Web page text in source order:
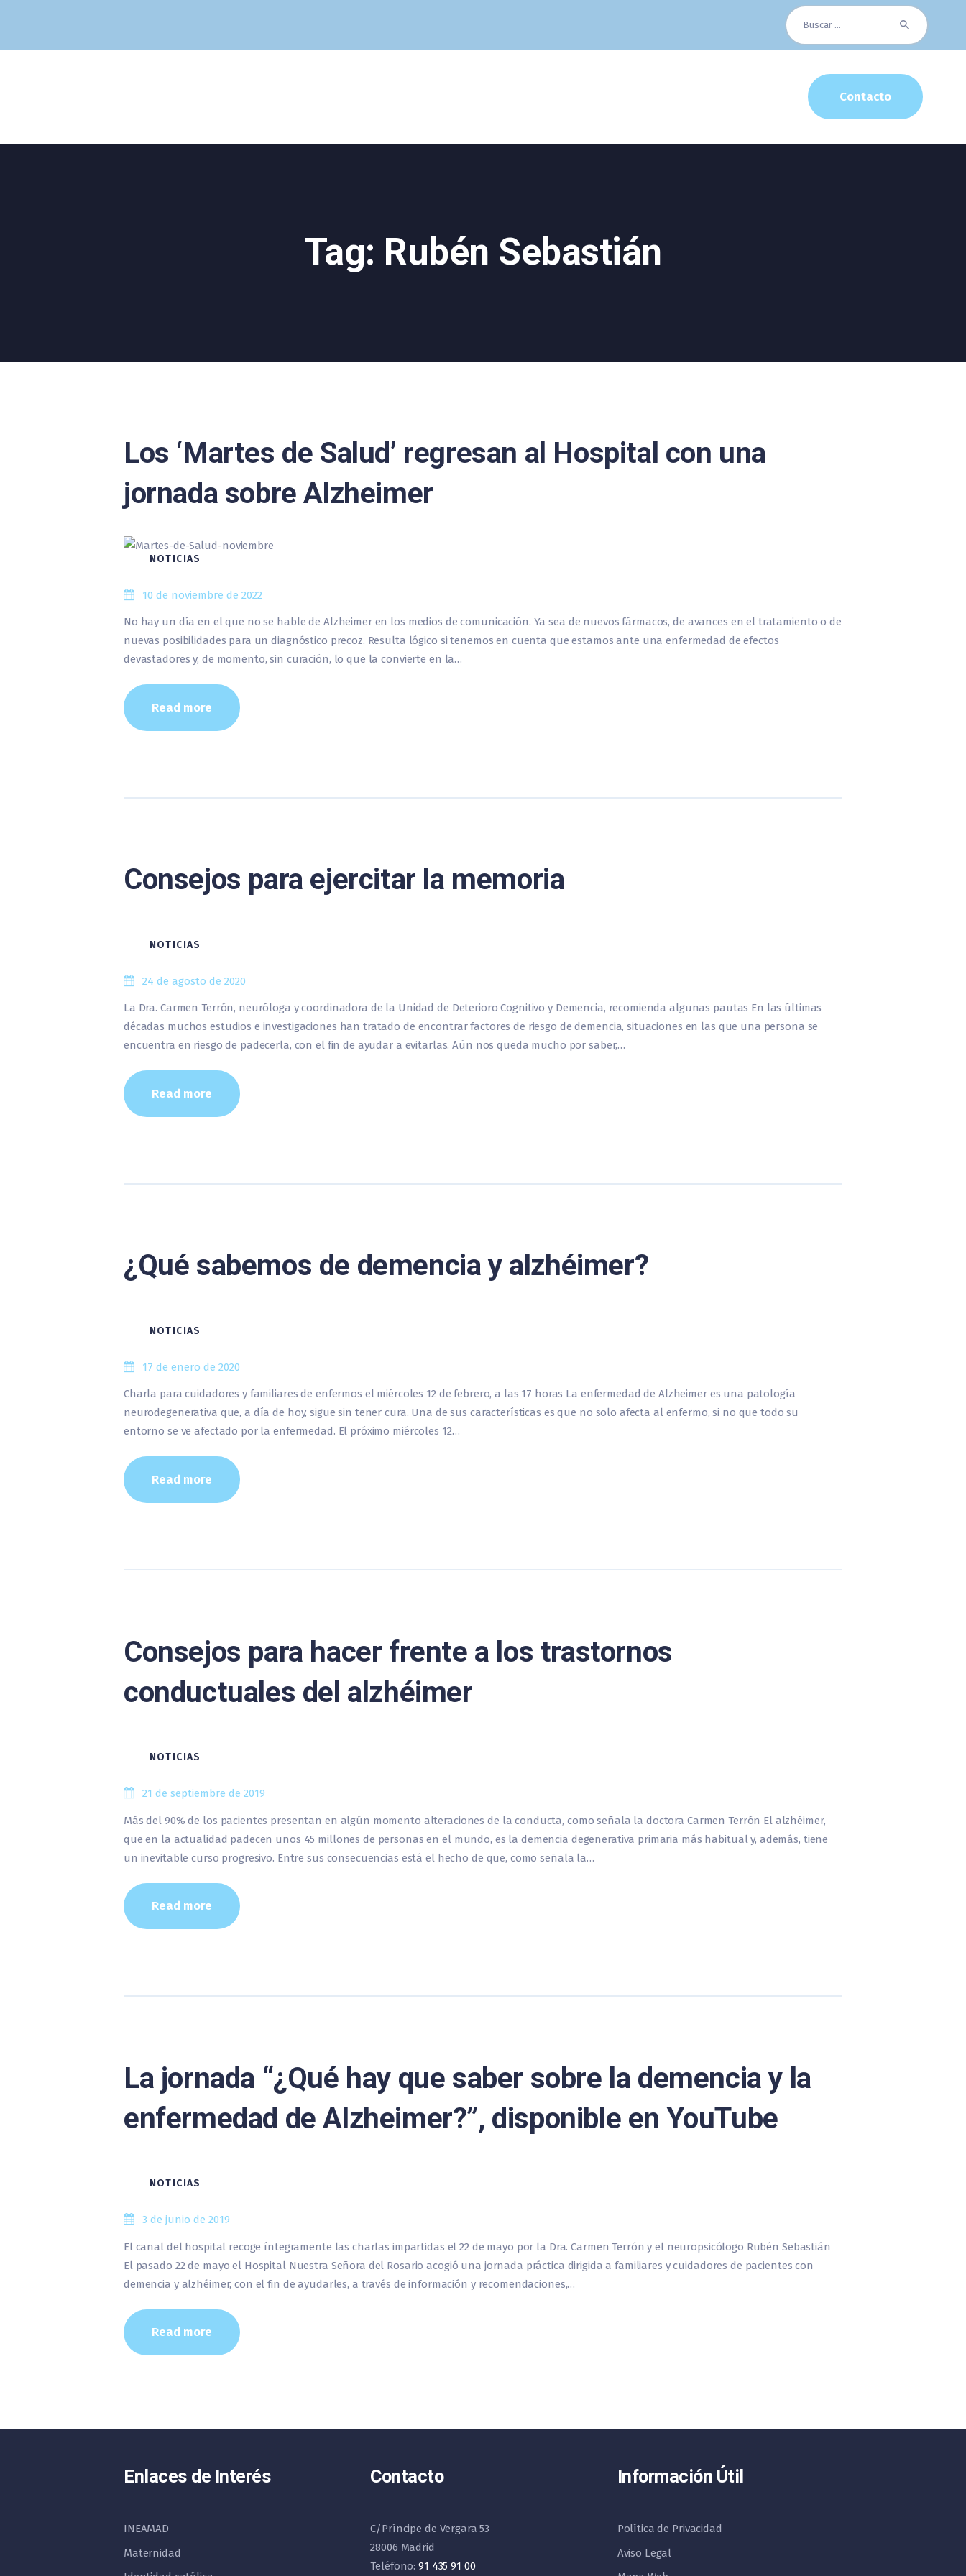
Buscar:
Contacto
Tag: Rubén Sebastián
Especialidades
Noticias
Los ‘Martes de Salud’ regresan al Hospital con una
jornada sobre Alzheimer
NOTICIAS
10 de noviembre de 2022
No hay un día en el que no se hable de Alzheimer en los medios de comunicación. Ya sea de nuevos fármacos, de avances en el tratamiento o de
nuevas posibilidades para un diagnóstico precoz. Resulta lógico si tenemos en cuenta que estamos ante una enfermedad de efectos
devastadores y, de momento, sin curación, lo que la convierte en la…
Read more
Consejos para ejercitar la memoria
NOTICIAS
24 de agosto de 2020
La Dra. Carmen Terrón, neuróloga y coordinadora de la Unidad de Deterioro Cognitivo y Demencia, recomienda algunas pautas En las últimas
décadas muchos estudios e investigaciones han tratado de encontrar factores de riesgo de demencia, situaciones en las que una persona se
encuentra en riesgo de padecerla, con el fin de ayudar a evitarlas. Aún nos queda mucho por saber,…
Read more
¿Qué sabemos de demencia y alzhéimer?
NOTICIAS
17 de enero de 2020
Charla para cuidadores y familiares de enfermos el miércoles 12 de febrero, a las 17 horas La enfermedad de Alzheimer es una patología
neurodegenerativa que, a día de hoy, sigue sin tener cura. Una de sus características es que no solo afecta al enfermo, si no que todo su
entorno se ve afectado por la enfermedad. El próximo miércoles 12…
Read more
Consejos para hacer frente a los trastornos
conductuales del alzhéimer
NOTICIAS
21 de septiembre de 2019
Más del 90% de los pacientes presentan en algún momento alteraciones de la conducta, como señala la doctora Carmen Terrón El alzhéimer,
que en la actualidad padecen unos 45 millones de personas en el mundo, es la demencia degenerativa primaria más habitual y, además, tiene
un inevitable curso progresivo. Entre sus consecuencias está el hecho de que, como señala la…
Read more
La jornada “¿Qué hay que saber sobre la demencia y la
enfermedad de Alzheimer?”, disponible en YouTube
NOTICIAS
3 de junio de 2019
El canal del hospital recoge íntegramente las charlas impartidas el 22 de mayo por la Dra. Carmen Terrón y el neuropsicólogo Rubén Sebastián
El pasado 22 de mayo el Hospital Nuestra Señora del Rosario acogió una jornada práctica dirigida a familiares y cuidadores de pacientes con
demencia y alzhéimer, con el fin de ayudarles, a través de información y recomendaciones,…
Read more
Enlaces de Interés
INEAMAD
Maternidad
Contacto
C/Príncipe de Vergara 53
28006 Madrid
Teléfono:91 435 91 00
Información Útil
Política de Privacidad
Aviso Legal